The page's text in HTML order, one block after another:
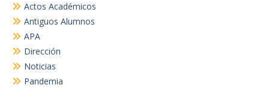
Actos Académicos
Antiguos Alumnos
APA
Dirección
Noticias
Pandemia